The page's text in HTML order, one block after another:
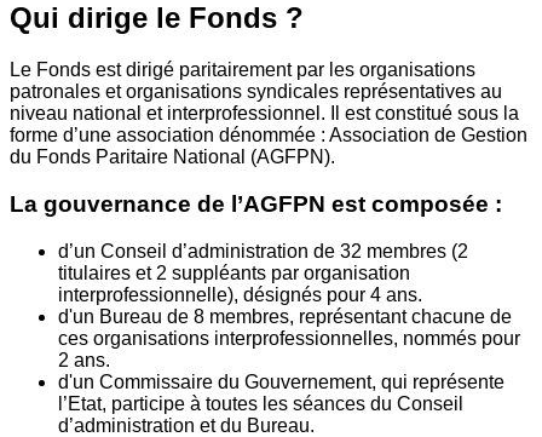
Qui dirige le Fonds ?
Le Fonds est dirigé paritairement par les organisations
patronales et organisations syndicales représentatives au
niveau national et interprofessionnel. Il est constitué sous la
forme d’une association dénommée : Association de Gestion
du Fonds Paritaire National (AGFPN).
La gouvernance de l’AGFPN est composée :
d’un Conseil d’administration de 32 membres (2
titulaires et 2 suppléants par organisation
interprofessionnelle), désignés pour 4 ans.
d'un Bureau de 8 membres, représentant chacune de
ces organisations interprofessionnelles, nommés pour
2 ans.
d'un Commissaire du Gouvernement, qui représente
l’Etat, participe à toutes les séances du Conseil
d’administration et du Bureau.